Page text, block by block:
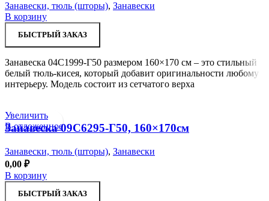
Занавески, тюль (шторы), Занавески
В корзину
БЫСТРЫЙ ЗАКАЗ
Занавеска 04С1999-Г50 размером 160×170 см – это стильный
белый тюль-кисея, который добавит оригинальности любому
интерьеру. Модель состоит из сетчатого верха
Увеличить
В отложенное
Занавеска 09С6295-Г50, 160×170см
Занавески, тюль (шторы), Занавески
0,00 ₽
В корзину
БЫСТРЫЙ ЗАКАЗ